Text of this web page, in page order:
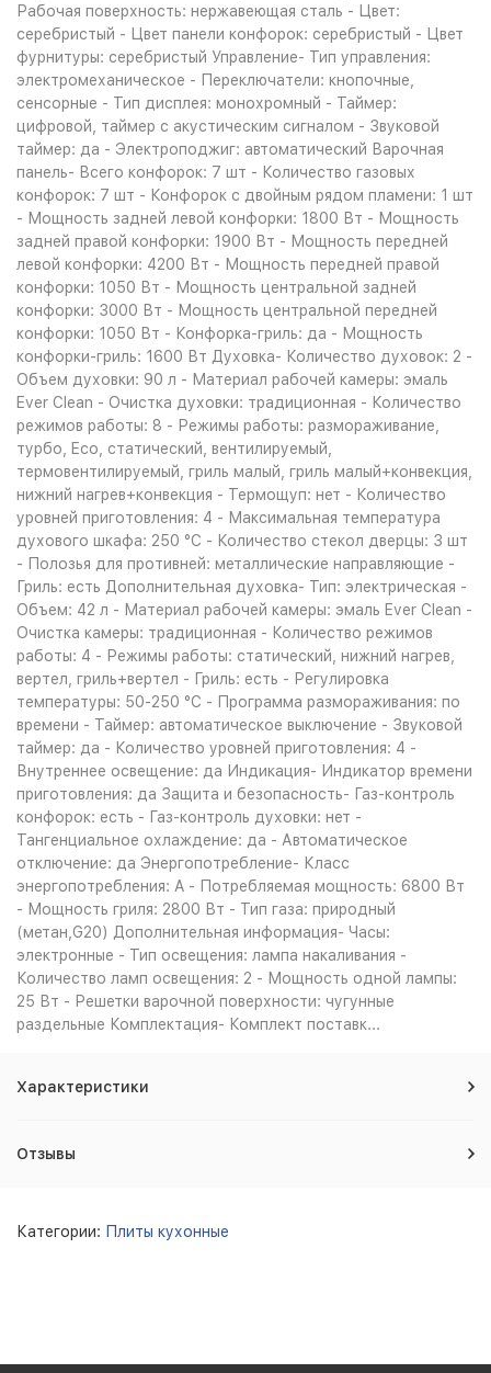
Рабочая поверхность: нержавеющая сталь - Цвет:
серебристый - Цвет панели конфорок: серебристый - Цвет
фурнитуры: серебристый Управление- Тип управления:
электромеханическое - Переключатели: кнопочные,
сенсорные - Тип дисплея: монохромный - Таймер:
цифровой, таймер с акустическим сигналом - Звуковой
таймер: да - Электроподжиг: автоматический Варочная
панель- Всего конфорок: 7 шт - Количество газовых
конфорок: 7 шт - Конфорок с двойным рядом пламени: 1 шт
- Мощность задней левой конфорки: 1800 Вт - Мощность
задней правой конфорки: 1900 Вт - Мощность передней
левой конфорки: 4200 Вт - Мощность передней правой
конфорки: 1050 Вт - Мощность центральной задней
конфорки: 3000 Вт - Мощность центральной передней
конфорки: 1050 Вт - Конфорка-гриль: да - Мощность
конфорки-гриль: 1600 Вт Духовка- Количество духовок: 2 -
Объем духовки: 90 л - Материал рабочей камеры: эмаль
Ever Clean - Очистка духовки: традиционная - Количество
режимов работы: 8 - Режимы работы: размораживание,
турбо, Eco, статический, вентилируемый,
термовентилируемый, гриль малый, гриль малый+конвекция,
нижний нагрев+конвекция - Термощуп: нет - Количество
уровней приготовления: 4 - Максимальная температура
духового шкафа: 250 °С - Количество стекол дверцы: 3 шт
- Полозья для противней: металлические направляющие -
Гриль: есть Дополнительная духовка- Тип: электрическая -
Объем: 42 л - Материал рабочей камеры: эмаль Ever Clean -
Очистка камеры: традиционная - Количество режимов
работы: 4 - Режимы работы: статический, нижний нагрев,
вертел, гриль+вертел - Гриль: есть - Регулировка
температуры: 50-250 °С - Программа размораживания: по
времени - Таймер: автоматическое выключение - Звуковой
таймер: да - Количество уровней приготовления: 4 -
Внутреннее освещение: да Индикация- Индикатор времени
приготовления: да Защита и безопасность- Газ-контроль
конфорок: есть - Газ-контроль духовки: нет -
Тангенциальное охлаждение: да - Автоматическое
отключение: да Энергопотребление- Класс
энергопотребления: A - Потребляемая мощность: 6800 Вт
- Мощность гриля: 2800 Вт - Тип газа: природный
(метан,G20) Дополнительная информация- Часы:
электронные - Тип освещения: лампа накаливания -
Количество ламп освещения: 2 - Мощность одной лампы:
25 Вт - Решетки варочной поверхности: чугунные
раздельные Комплектация- Комплект поставк...
Характеристики
Отзывы
Категории: Плиты кухонные